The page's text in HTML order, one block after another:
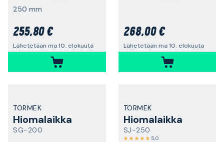
250 mm
255,80 €
Lähetetään ma 10. elokuuta
268,00 €
Lähetetään ma 10. elokuuta
TORMEK
Hiomalaikka
SG-200
TORMEK
Hiomalaikka
SJ-250
5,0